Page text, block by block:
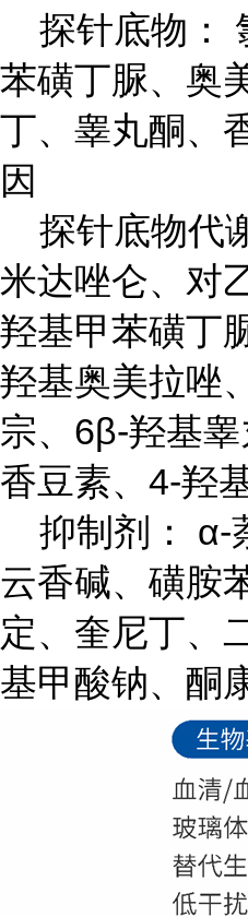
探针底物：
苯磺丁脲、奥
丁、睾丸酮、
因
探针底物代
米达唑仑、对
羟基甲苯磺丁
羟基奥美拉唑
宗、6β-羟基
香豆素、4-羟
抑制剂： α-
云香碱、磺胺
定、奎尼丁、
基甲酸钠、酮